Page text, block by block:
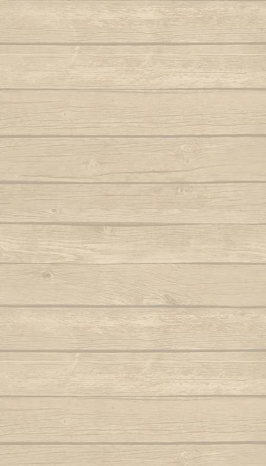
Aruandê (zumbi foi guerreiro)
Bahia de outrora
Autor : Mestre Mão Branca (Capoeira
Gerais)
Balança o corpo sinha
Autor : Mestre Pernalonga
Beriba e pau, e pau
Berimbau chamou você
Autor : Instrutor Morcego (Capoeira
Luanda)
Berimbau de Bimba
Autor : Mestre Elias
Berimbau falou
Autor : Graduado Voador (Capoeira Nagô)
Berimbau mandou se benzer
Autor : Boa Voz (Abada)
Berimbau tocou
Cade meu espinho de laranjeira
Autor : Profesor Pretinho (Abada)
Camafeu (Samba no mar)
Capineiro de ioiô
Capoeira a mais bela é você
Autor : Mestre Torneiro Cantando
Capoeira da Africa
O
Autor : Mestre
O negro,
Autor : Cobra
O pé passou
O
Autor :
Oi sim sim
Ola ola
Autor :
Autor :
Autor : Mestre
Pra jogar
Música: